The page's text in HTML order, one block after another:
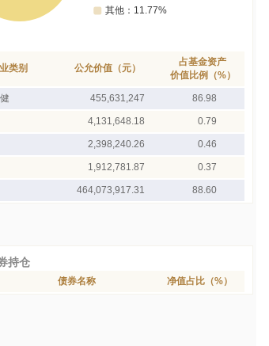
类别 公允价值（元）
占基金资产
价值比例（%）
455,631,247 86.98
4,131,648.18 0.79
2,398,240.26 0.46
1,912,781.87 0.37
464,073,917.31 88.60
持仓
债券名称 净值占比（%）